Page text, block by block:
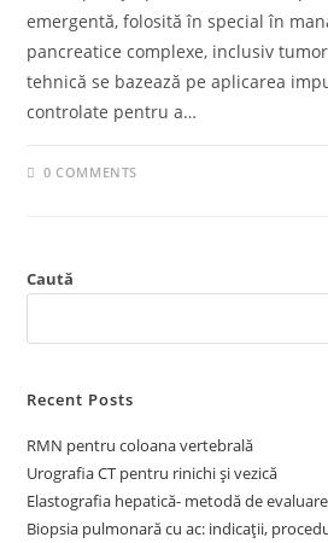
emergentă, folosită în special în
pancreatice complexe, inclusiv
tehnică se bazează pe aplicarea
controlate pentru a…
0 COMMENTS
Caută
Recent Posts
RMN pentru coloana vertebrală
Urografia CT pentru rinichi și vezică
Elastografia hepatică- metodă de
Biopsia pulmonară cu ac: indicații,